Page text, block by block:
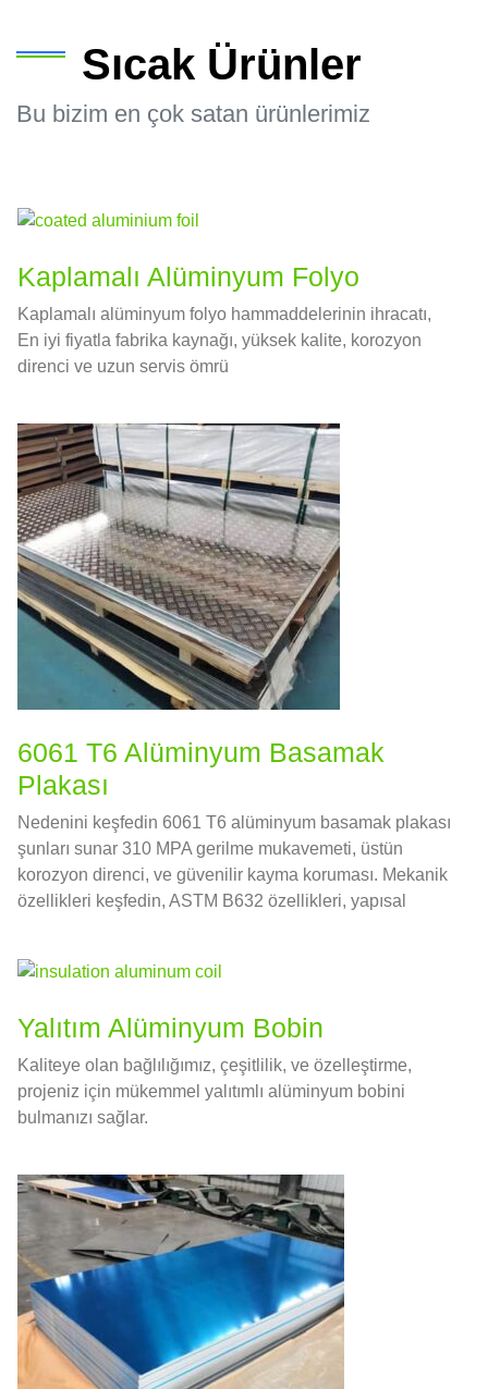
Sıcak Ürünler
Bu bizim en çok satan ürünlerimiz
Kaplamalı Alüminyum Folyo
Kaplamalı alüminyum folyo hammaddelerinin ihracatı,
En iyi fiyatla fabrika kaynağı, yüksek kalite, korozyon
direnci ve uzun servis ömrü
6061 T6 Alüminyum Basamak
Plakası
Nedenini keşfedin 6061 T6 alüminyum basamak plakası
şunları sunar 310 MPA gerilme mukavemeti, üstün
korozyon direnci, ve güvenilir kayma koruması. Mekanik
özellikleri keşfedin, ASTM B632 özellikleri, yapısal
Yalıtım Alüminyum Bobin
Kaliteye olan bağlılığımız, çeşitlilik, ve özelleştirme,
projeniz için mükemmel yalıtımlı alüminyum bobini
bulmanızı sağlar.